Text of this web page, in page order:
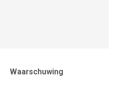
Waarschuwing